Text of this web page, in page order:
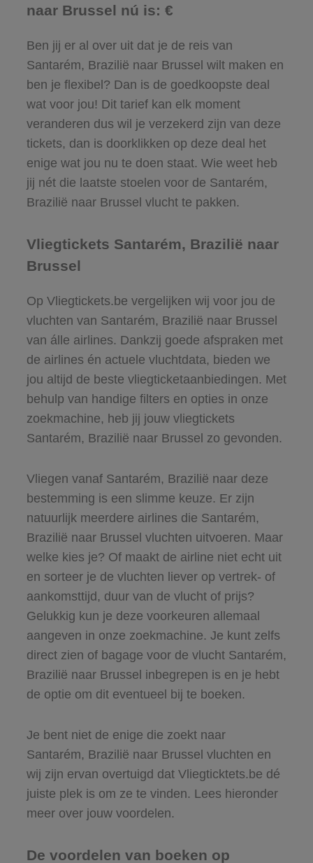
naar Brussel nú is: €
Ben jij er al over uit dat je de reis van
Santarém, Brazilië naar Brussel wilt maken en
ben je flexibel? Dan is de goedkoopste deal
wat voor jou! Dit tarief kan elk moment
veranderen dus wil je verzekerd zijn van deze
tickets, dan is doorklikken op deze deal het
enige wat jou nu te doen staat. Wie weet heb
jij nét die laatste stoelen voor de Santarém,
Brazilië naar Brussel vlucht te pakken.
Vliegtickets Santarém, Brazilië naar
Brussel
Op Vliegtickets.be vergelijken wij voor jou de
vluchten van Santarém, Brazilië naar Brussel
van álle airlines. Dankzij goede afspraken met
de airlines én actuele vluchtdata, bieden we
jou altijd de beste vliegticketaanbiedingen. Met
behulp van handige filters en opties in onze
zoekmachine, heb jij jouw vliegtickets
Santarém, Brazilië naar Brussel zo gevonden.
Vliegen vanaf Santarém, Brazilië naar deze
bestemming is een slimme keuze. Er zijn
natuurlijk meerdere airlines die Santarém,
Brazilië naar Brussel vluchten uitvoeren. Maar
welke kies je? Of maakt de airline niet echt uit
en sorteer je de vluchten liever op vertrek- of
aankomsttijd, duur van de vlucht of prijs?
Gelukkig kun je deze voorkeuren allemaal
aangeven in onze zoekmachine. Je kunt zelfs
direct zien of bagage voor de vlucht Santarém,
Brazilië naar Brussel inbegrepen is en je hebt
de optie om dit eventueel bij te boeken.
Je bent niet de enige die zoekt naar
Santarém, Brazilië naar Brussel vluchten en
wij zijn ervan overtuigd dat Vliegticktets.be dé
juiste plek is om ze te vinden. Lees hieronder
meer over jouw voordelen.
De voordelen van boeken op